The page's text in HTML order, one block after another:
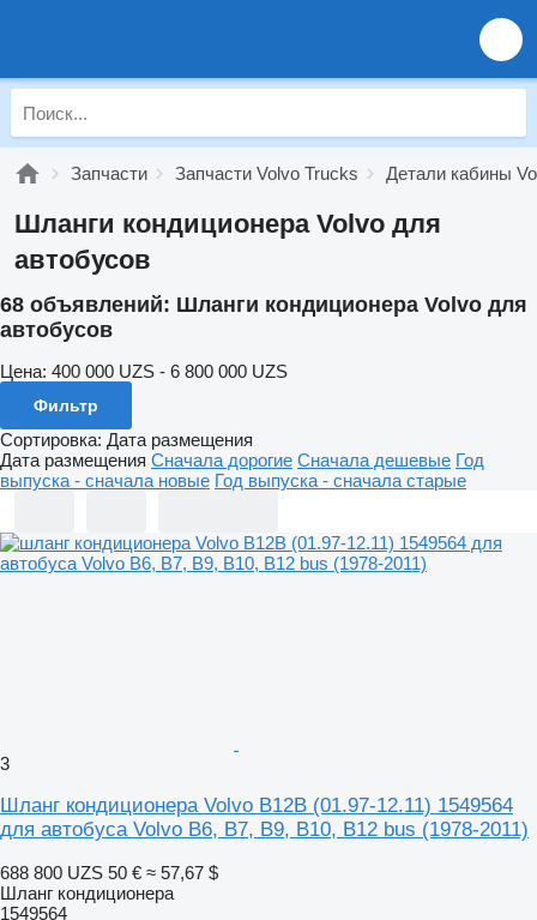
Запчасти Запчасти Volvo Trucks Детали кабины
Шланги кондиционера Volvo для
автобусов
68 объявлений: Шланги кондиционера Volvo для
автобусов
Цена: 400 000 UZS - 6 800 000 UZS
Фильтр
Сортировка: Дата размещения
Дата размещения Сначала дорогие Сначала дешевые Год
выпуска - сначала новые Год выпуска - сначала старые
3
Шланг кондиционера Volvo B12B (01.97-12.11) 1549564
для автобуса Volvo B6, B7, B9, B10, B12 bus (1978-2011)
688 800 UZS 50 € ≈ 57,67 $
Шланг кондиционера
1549564